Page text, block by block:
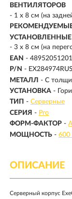
ВЕНТИЛЯТОРОВ
- 1 x 8 см (на
РЕКОМЕНДУЕМЫЕ
- 3 x 8 см (на
EAN -
P/N - EX284974RUS
МЕТАЛЛ - С
УСТАНОВКА -
ТИП - Серверные
СЕРИЯ - Pro
ФОРМ-ФАКТОР -
МОЩНОСТЬ - 600
ОПИСАНИЕ
Серверный корпус